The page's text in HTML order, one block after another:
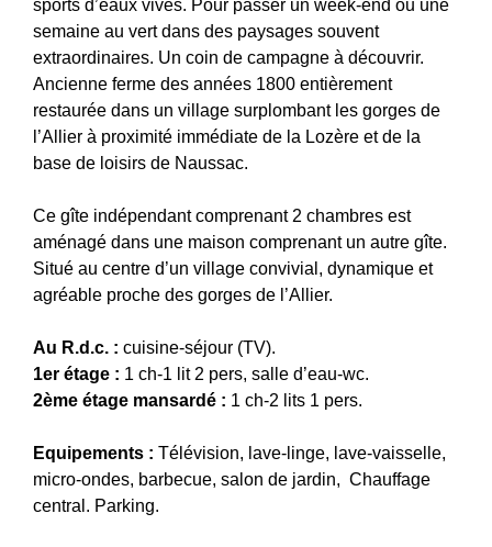
sports d’eaux vives. Pour passer un week-end ou une
semaine au vert dans des paysages souvent
extraordinaires. Un coin de campagne à découvrir.
Ancienne ferme des années 1800 entièrement
restaurée dans un village surplombant les gorges de
l’Allier à proximité immédiate de la Lozère et de la
base de loisirs de Naussac.
Ce gîte indépendant comprenant 2 chambres est
aménagé dans une maison comprenant un autre gîte.
Situé au centre d’un village convivial, dynamique et
agréable proche des gorges de l’Allier.
Au R.d.c. : cuisine-séjour (TV).
1er étage : 1 ch-1 lit 2 pers, salle d’eau-wc.
2ème étage mansardé : 1 ch-2 lits 1 pers.
Equipements : Télévision, lave-linge, lave-vaisselle,
micro-ondes, barbecue, salon de jardin, Chauffage
central. Parking.